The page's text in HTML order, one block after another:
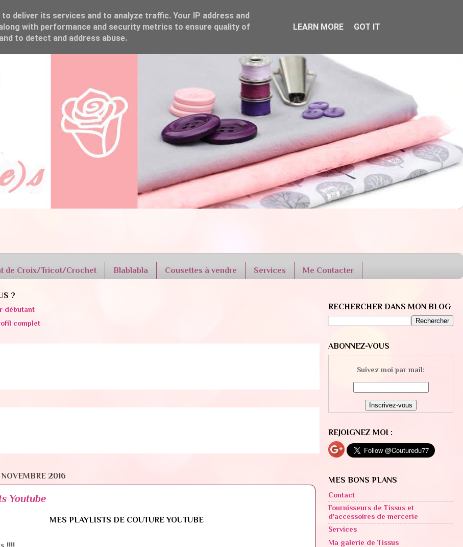
de Croix/Tricot/Crochet Blablabla Cousettes à vendre Services Me Contacter
?
débutant
complet
2016
Youtube
MES PLAYLISTS DE COUTURE YOUTUBE
!!!!
RECHERCHER DANS MON BLOG
ABONNEZ-VOUS
Suivez moi par mail:
REJOIGNEZ MOI :
MES BONS PLANS
Contact
Fournisseurs de Tissus et
d'accessoires de mercerie
Services
Ma galerie de Tissus
deliver its services and to analyze traffic. Your IP address and
with performance and security metrics to ensure quality of
to detect and address abuse.
LEARN MORE GOT IT